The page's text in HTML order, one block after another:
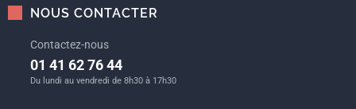
NOUS CONTACTER
Contactez-nous
01 41 62 76 44
Du lundi au vendredi de 8h30 à 17h30